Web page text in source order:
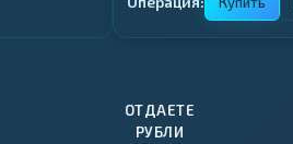
ОТДАЕТЕ
РУБЛИ